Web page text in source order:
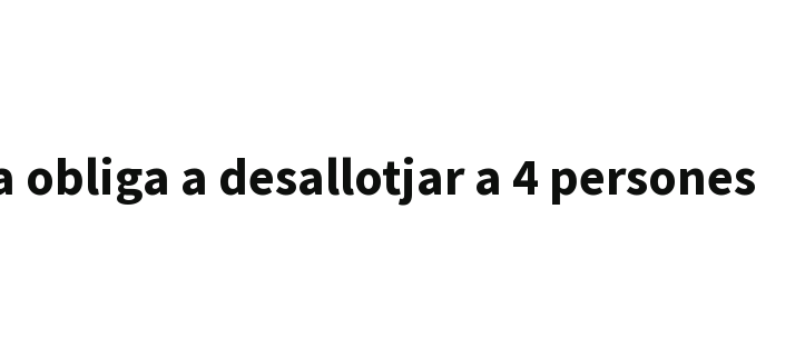
obliga a desallotjar a 4 persones